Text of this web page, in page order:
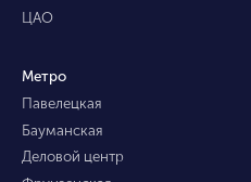
ЦАО
Метро
Павелецкая
Бауманская
Деловой центр